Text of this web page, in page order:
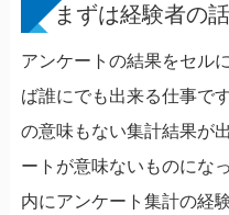
まずは経験者の話
アンケートの結果をセル
ば誰にでも出来る仕事で
の意味もない集計結果が
ートが意味ないものにな
内にアンケート集計の経